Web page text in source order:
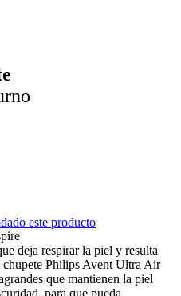
este producto
deja respirar la piel y resulta
Philips Avent Ultra Air
que mantienen la piel